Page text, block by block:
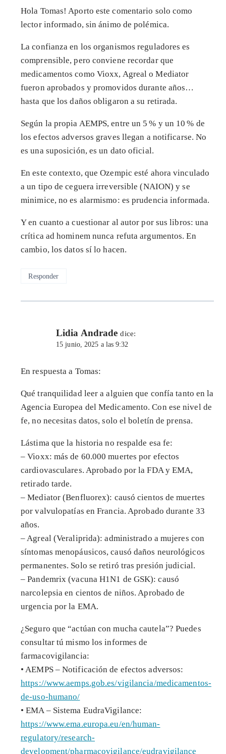
Hola Tomas! Aporto este comentario solo como
lector informado, sin ánimo de polémica.
La confianza en los organismos reguladores es
comprensible, pero conviene recordar que
medicamentos como Vioxx, Agreal o Mediator
fueron aprobados y promovidos durante años…
hasta que los daños obligaron a su retirada.
Según la propia AEMPS, entre un 5 % y un 10 % de
los efectos adversos graves llegan a notificarse. No
es una suposición, es un dato oficial.
En este contexto, que Ozempic esté ahora vinculado
a un tipo de ceguera irreversible (NAION) y se
minimice, no es alarmismo: es prudencia informada.
Y en cuanto a cuestionar al autor por sus libros: una
crítica ad hominem nunca refuta argumentos. En
cambio, los datos sí lo hacen.
Responder
Lidia Andrade dice:
15 junio, 2025 a las 9:32
En respuesta a Tomas:
Qué tranquilidad leer a alguien que confía tanto en la
Agencia Europea del Medicamento. Con ese nivel de
fe, no necesitas datos, solo el boletín de prensa.
Lástima que la historia no respalde esa fe:
– Vioxx: más de 60.000 muertes por efectos
cardiovasculares. Aprobado por la FDA y EMA,
retirado tarde.
– Mediator (Benfluorex): causó cientos de muertes
por valvulopatías en Francia. Aprobado durante 33
años.
– Agreal (Veraliprida): administrado a mujeres con
síntomas menopáusicos, causó daños neurológicos
permanentes. Solo se retiró tras presión judicial.
– Pandemrix (vacuna H1N1 de GSK): causó
narcolepsia en cientos de niños. Aprobado de
urgencia por la EMA.
¿Seguro que “actúan con mucha cautela”? Puedes
consultar tú mismo los informes de
farmacovigilancia:
• AEMPS – Notificación de efectos adversos:
https://www.aemps.gob.es/vigilancia/medicamentos-
de-uso-humano/
• EMA – Sistema EudraVigilance:
https://www.ema.europa.eu/en/human-
regulatory/research-
development/pharmacovigilance/eudravigilance